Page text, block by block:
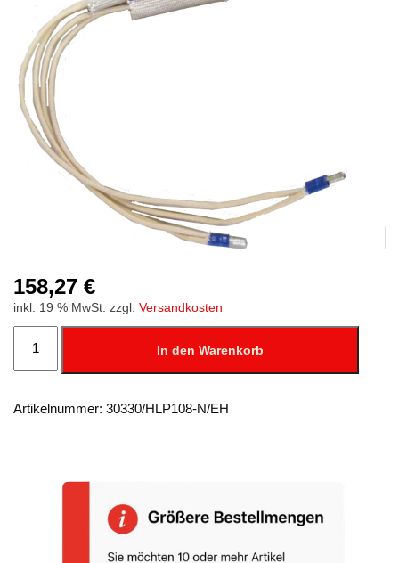
158,27 €
inkl. 19 % MwSt. zzgl. Versandkosten
Heizkörper
800
30330/HLP108-
In den Warenkorb
Artikelnummer: 30330/HLP108-N/EH
Stempelfarben
Stempelkissen
Stempelzubehör